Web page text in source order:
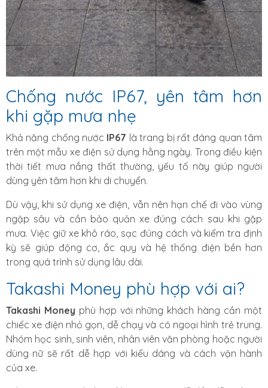
Chống nước IP67, yên tâm hơn
khi gặp mưa nhẹ
Khả năng chống nước IP67 là trang bị rất đáng quan tâm
trên một mẫu xe điện sử dụng hằng ngày. Trong điều kiện
thời tiết mưa nắng thất thường, yếu tố này giúp người
dùng yên tâm hơn khi di chuyển.
Dù vậy, khi sử dụng xe điện, vẫn nên hạn chế đi vào vùng
ngập sâu và cần bảo quản xe đúng cách sau khi gặp
mưa. Việc giữ xe khô ráo, sạc đúng cách và kiểm tra định
kỳ sẽ giúp động cơ, ắc quy và hệ thống điện bền hơn
trong quá trình sử dụng lâu dài.
Takashi Money phù hợp với ai?
Takashi Money phù hợp với những khách hàng cần một
chiếc xe điện nhỏ gọn, dễ chạy và có ngoại hình trẻ trung.
Nhóm học sinh, sinh viên, nhân viên văn phòng hoặc người
dùng nữ sẽ rất dễ hợp với kiểu dáng và cách vận hành
của xe.